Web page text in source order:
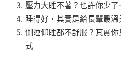
壓力大睡不著？也許你少了
睡得好，其實是給長輩最
側睡仰睡都不舒服？其實
式